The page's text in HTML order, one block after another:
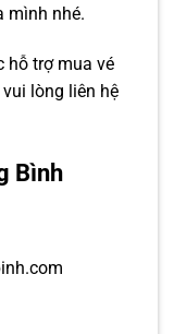
mình nhé.
hỗ trợ mua vé
lòng liên hệ
Bình